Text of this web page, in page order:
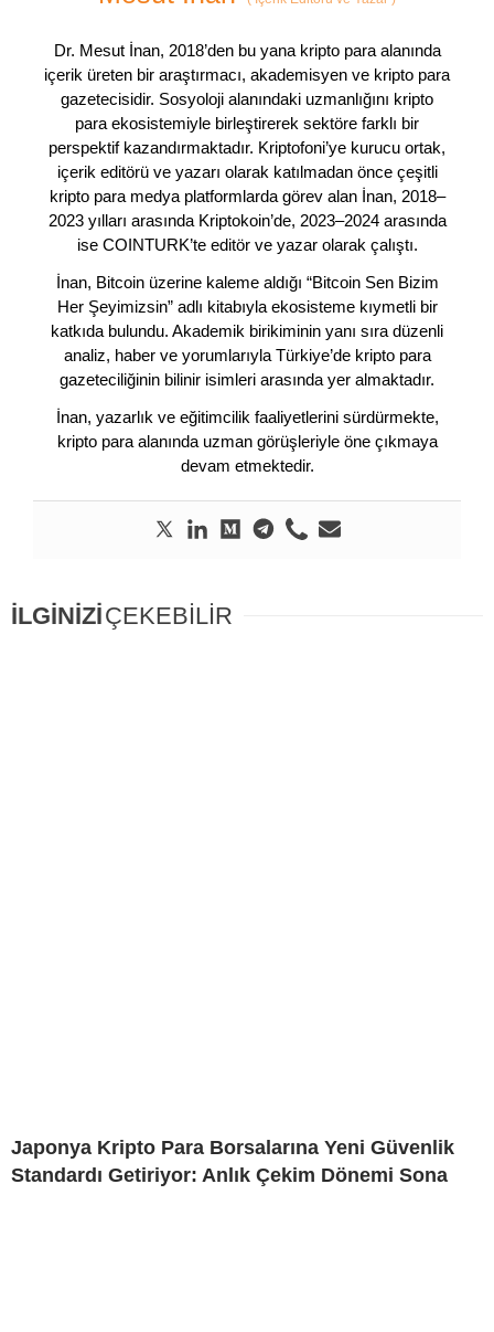
Dr. Mesut İnan, 2018’den bu yana kripto para alanında
içerik üreten bir araştırmacı, akademisyen ve kripto para
gazetecisidir. Sosyoloji alanındaki uzmanlığını kripto
para ekosistemiyle birleştirerek sektöre farklı bir
perspektif kazandırmaktadır. Kriptofoni’ye kurucu ortak,
içerik editörü ve yazarı olarak katılmadan önce çeşitli
kripto para medya platformlarda görev alan İnan, 2018–
2023 yılları arasında Kriptokoin’de, 2023–2024 arasında
ise COINTURK’te editör ve yazar olarak çalıştı.
İnan, Bitcoin üzerine kaleme aldığı “Bitcoin Sen Bizim
Her Şeyimizsin” adlı kitabıyla ekosisteme kıymetli bir
katkıda bulundu. Akademik birikiminin yanı sıra düzenli
analiz, haber ve yorumlarıyla Türkiye’de kripto para
gazeteciliğinin bilinir isimleri arasında yer almaktadır.
İnan, yazarlık ve eğitimcilik faaliyetlerini sürdürmekte,
kripto para alanında uzman görüşleriyle öne çıkmaya
devam etmektedir.
İLGİNİZİÇEKEBİLİR
Japonya Kripto Para Borsalarına Yeni Güvenlik
Standardı Getiriyor: Anlık Çekim Dönemi Sona